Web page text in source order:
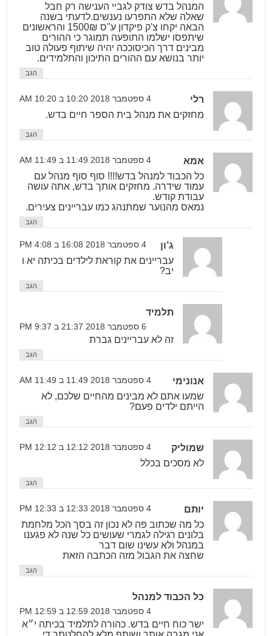
המנהל בדש צודק לגביי הענישה רק חבל
שאלה שלא התפרעו נענשים.לדעתי בשנה
הבאה יקחו צ'ק פיקדון ע"ס 1500₪ והראשונים
שיתפסו ישלמו התופעה תמוגר כי ההורים
מבינים דרך הכיסוככה יהיה שיתוף פעולה טוב
יותר בנושא עם ההורים התיכון והתלמידים.
הגב
רלי 4 ספטמבר 2018 10:20 ב 10:20 AM
מחזקים את מנהל בית הספר חיים בדש.
הגב
אמא 4 ספטמבר 2018 11:49 ב 11:49 AM
כל הכבוד למנהל בדש!!!! סוף סוף מנהל עם
עמוד שידרה. מחזקים אותך בדש, אתה עושה
עבודת קודש.
נמאס מהנוער שמתנהג כמו עבריינים צעירים.
הגב
ג’ון 4 ספטמבר 2018 16:08 ב 4:08 PM
עבריינים את קוראת לילדים בכיתה יא ו
יב?
הגב
תלמיד
6 ספטמבר 2018 21:37 ב 9:37 PM
זה לא עבריינים גברת
הגב
אנונימי 4 ספטמבר 2018 11:49 ב 11:49 AM
שמעו אתם לא מבינים מהחיים שלכם, לא
הייתם ילדים פעם?
הגב
שמוליק 4 ספטמבר 2018 12:12 ב 12:12 PM
לא מסכים בכלל
הגב
יותם 4 ספטמבר 2018 12:33 ב 12:33 PM
כל מה שכתוב פה לא נכון זה בסך הכל מלחמת
בלונים רגילה לגמרי שעושים כל שנה לא פגענו
במנהל ולא עשינו שום דבר
שחצה את הגבול מזה הכתבה הזאת
הגב
כל הכבוד למנהל
4 ספטמבר 2018 12:59 ב 12:59 PM
ישר כוח חיים בדש. כהורה לתלמיד בכיתה י״א